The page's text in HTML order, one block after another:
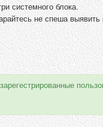
системного блока.
не спеша